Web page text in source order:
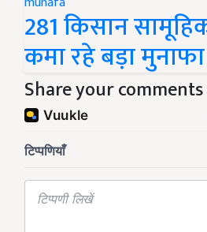
281 किसान
कमा रहे बड़ा मुनाफा
Share your comments